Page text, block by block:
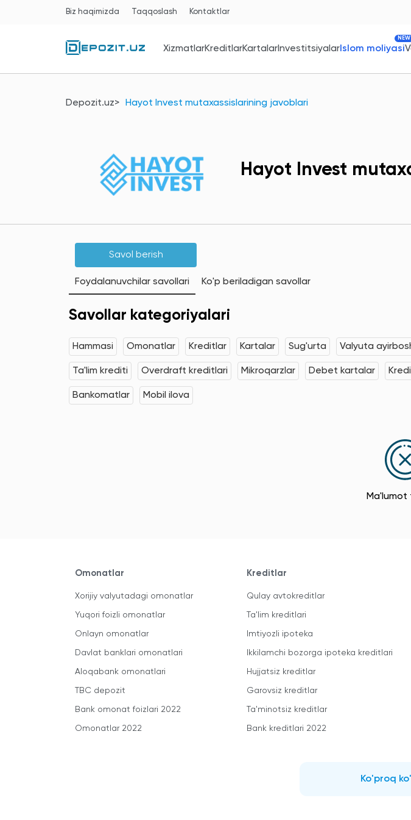
Biz haqimizda Taqqoslash Kontaktlar
XizmatlarKreditlarKartalarInvestitsiyalarIslom moliyasi
NEW
Depozit.uz Hayot Invest mutaxassislarining javoblari
Hayot Invest
Savol berish
Foydalanuvchilar savollari Ko'p beriladigan savollar
Savollar kategoriyalari
Hammasi Omonatlar Kreditlar Kartalar Sug'urta Valyuta
Ta'lim krediti Overdraft kreditlari Mikroqarzlar Debet kartalar
Bankomatlar Mobil ilova
Ma'lumot
Omonatlar
Xorijiy valyutadagi omonatlar
Yuqori foizli omonatlar
Onlayn omonatlar
Davlat banklari omonatlari
Aloqabank omonatlari
TBC depozit
Bank omonat foizlari 2022
Omonatlar 2022
Kreditlar
Qulay avtokreditlar
Ta'lim kreditlari
Imtiyozli ipoteka
Ikkilamchi bozorga ipoteka kreditlari
Hujjatsiz kreditlar
Garovsiz kreditlar
Ta'minotsiz kreditlar
Bank kreditlari 2022
Ko'proq